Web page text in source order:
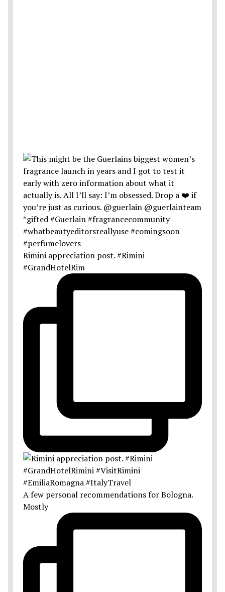
Rimini appreciation post. #Rimini
#GrandHotelRim
A few personal recommendations for Bologna.
Mostly